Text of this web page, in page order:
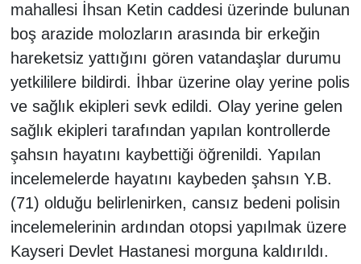
mahallesi İhsan Ketin caddesi üzerinde bulunan
boş arazide molozların arasında bir erkeğin
hareketsiz yattığını gören vatandaşlar durumu
yetkililere bildirdi. İhbar üzerine olay yerine polis
ve sağlık ekipleri sevk edildi. Olay yerine gelen
sağlık ekipleri tarafından yapılan kontrollerde
şahsın hayatını kaybettiği öğrenildi. Yapılan
incelemelerde hayatını kaybeden şahsın Y.B.
(71) olduğu belirlenirken, cansız bedeni polisin
incelemelerinin ardından otopsi yapılmak üzere
Kayseri Devlet Hastanesi morguna kaldırıldı.